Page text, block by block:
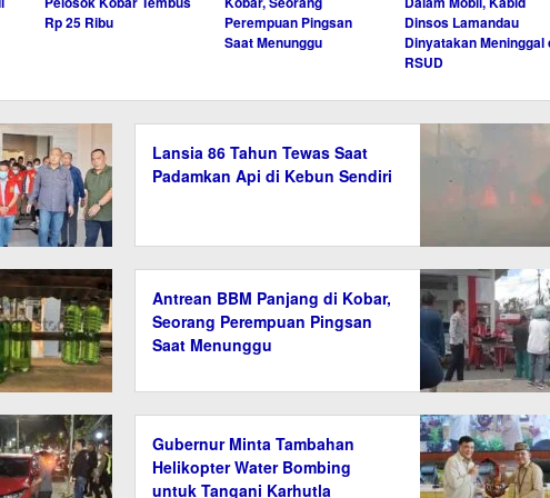
Rp 25 Ribu
Perempuan Pingsan
Saat Menunggu
Dinsos Lamandau
Dinyatakan Meninggal
RSUD
Lansia 86 Tahun Tewas Saat
Padamkan Api di Kebun Sendiri
Antrean BBM Panjang di Kobar,
Seorang Perempuan Pingsan
Saat Menunggu
Gubernur Minta Tambahan
Helikopter Water Bombing
untuk Tangani Karhutla